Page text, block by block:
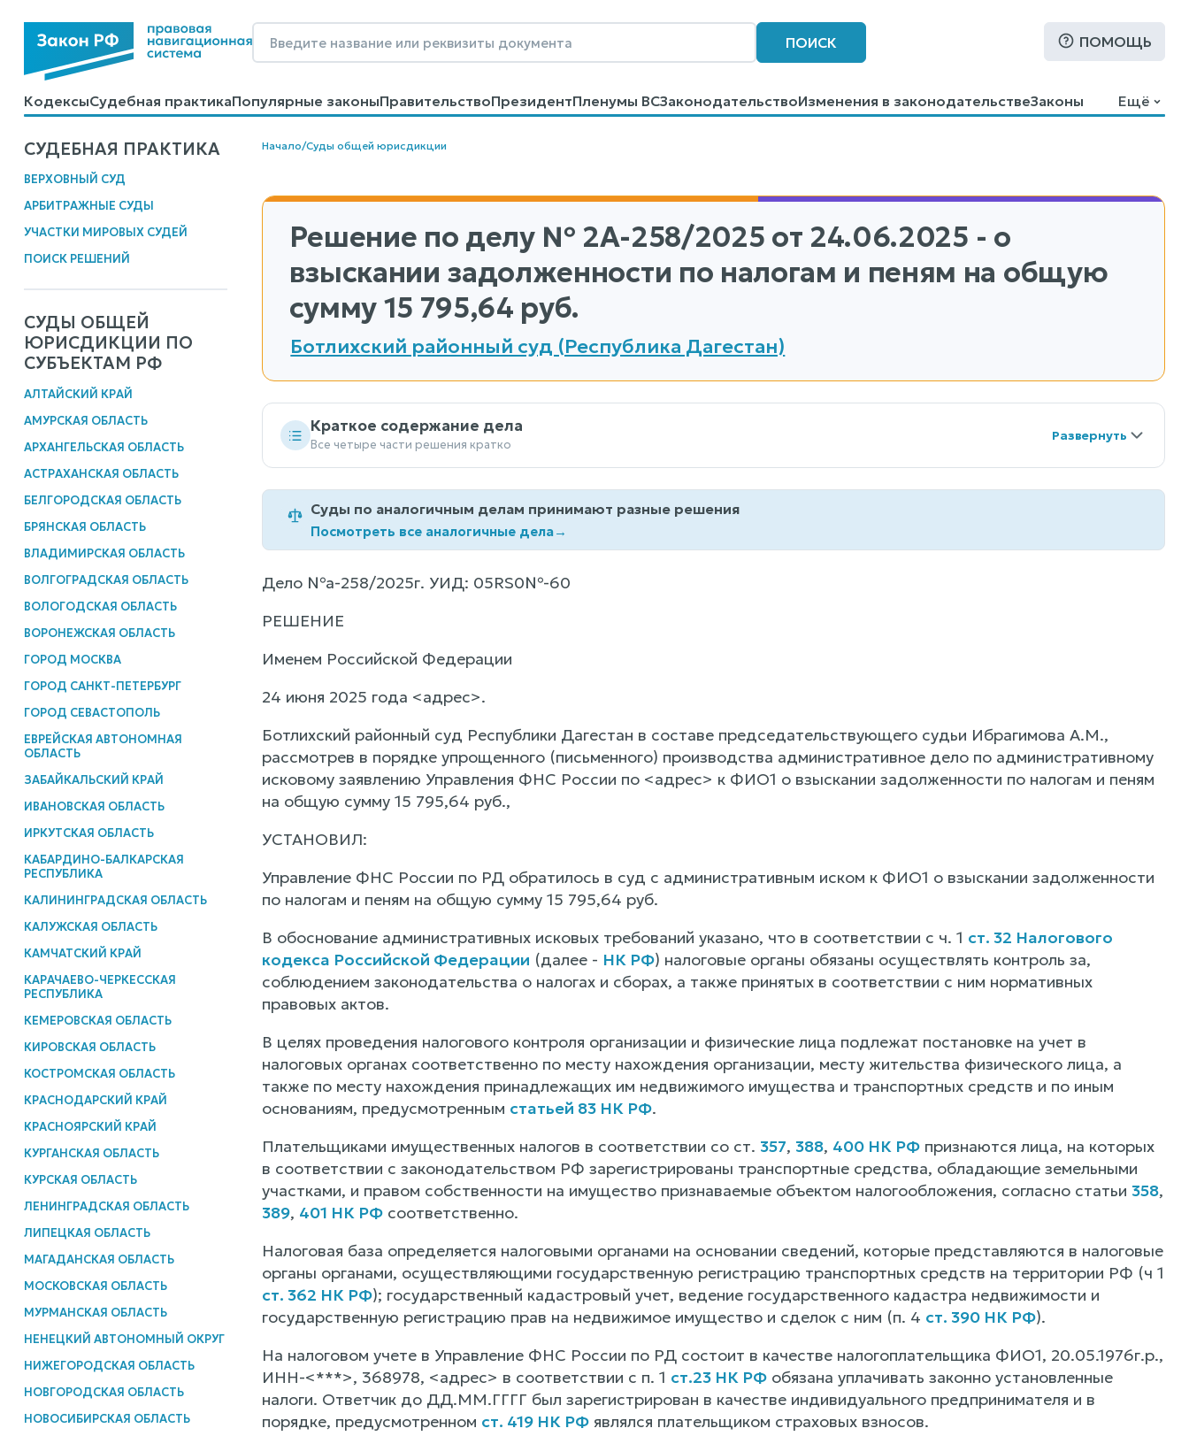
ПОИСК ПОМОЩЬ
КодексыСудебная практикаПопулярные законыПравительствоПрезидентПленумы ВСЗаконодательствоИзменения в законодательствеЗаконы
КалькуляторыСправочные материалыОбразцы договоровКонтактыПомощьПоиск
Ещё
СУДЕБНАЯ ПРАКТИКА
ВЕРХОВНЫЙ СУД
АРБИТРАЖНЫЕ СУДЫ
УЧАСТКИ МИРОВЫХ СУДЕЙ
ПОИСК РЕШЕНИЙ
СУДЫ ОБЩЕЙ
ЮРИСДИКЦИИ ПО
СУБЪЕКТАМ РФ
АЛТАЙСКИЙ КРАЙ
АМУРСКАЯ ОБЛАСТЬ
АРХАНГЕЛЬСКАЯ ОБЛАСТЬ
АСТРАХАНСКАЯ ОБЛАСТЬ
БЕЛГОРОДСКАЯ ОБЛАСТЬ
БРЯНСКАЯ ОБЛАСТЬ
ВЛАДИМИРСКАЯ ОБЛАСТЬ
ВОЛГОГРАДСКАЯ ОБЛАСТЬ
ВОЛОГОДСКАЯ ОБЛАСТЬ
ВОРОНЕЖСКАЯ ОБЛАСТЬ
ГОРОД МОСКВА
ГОРОД САНКТ-ПЕТЕРБУРГ
ГОРОД СЕВАСТОПОЛЬ
ЕВРЕЙСКАЯ АВТОНОМНАЯ
ОБЛАСТЬ
ЗАБАЙКАЛЬСКИЙ КРАЙ
ИВАНОВСКАЯ ОБЛАСТЬ
ИРКУТСКАЯ ОБЛАСТЬ
КАБАРДИНО-БАЛКАРСКАЯ
РЕСПУБЛИКА
КАЛИНИНГРАДСКАЯ ОБЛАСТЬ
КАЛУЖСКАЯ ОБЛАСТЬ
КАМЧАТСКИЙ КРАЙ
КАРАЧАЕВО-ЧЕРКЕССКАЯ
РЕСПУБЛИКА
КЕМЕРОВСКАЯ ОБЛАСТЬ
КИРОВСКАЯ ОБЛАСТЬ
КОСТРОМСКАЯ ОБЛАСТЬ
КРАСНОДАРСКИЙ КРАЙ
КРАСНОЯРСКИЙ КРАЙ
КУРГАНСКАЯ ОБЛАСТЬ
КУРСКАЯ ОБЛАСТЬ
ЛЕНИНГРАДСКАЯ ОБЛАСТЬ
ЛИПЕЦКАЯ ОБЛАСТЬ
МАГАДАНСКАЯ ОБЛАСТЬ
МОСКОВСКАЯ ОБЛАСТЬ
МУРМАНСКАЯ ОБЛАСТЬ
НЕНЕЦКИЙ АВТОНОМНЫЙ ОКРУГ
НИЖЕГОРОДСКАЯ ОБЛАСТЬ
НОВГОРОДСКАЯ ОБЛАСТЬ
НОВОСИБИРСКАЯ ОБЛАСТЬ
Начало/Суды общей юрисдикции
Решение по делу № 2А-258/2025 от 24.06.2025 - о
взыскании задолженности по налогам и пеням на общую
сумму 15 795,64 руб.
Ботлихский районный суд (Республика Дагестан)
Краткое содержание дела
Все четыре части решения кратко
Суды по аналогичным делам принимают разные решения
Посмотреть все аналогичные дела→
Дело №а-258/2025г. УИД: 05RS0№-60
РЕШЕНИЕ
Именем Российской Федерации
24 июня 2025 года <адрес>.
Ботлихский районный суд Республики Дагестан в составе председательствующего судьи Ибрагимова А.М.,
рассмотрев в порядке упрощенного (письменного) производства административное дело по административному
исковому заявлению Управления ФНС России по <адрес> к ФИО1 о взыскании задолженности по налогам и пеням
на общую сумму 15 795,64 руб.,
УСТАНОВИЛ:
Управление ФНС России по РД обратилось в суд с административным иском к ФИО1 о взыскании задолженности
по налогам и пеням на общую сумму 15 795,64 руб.
В обоснование административных исковых требований указано, что в соответствии с ч. 1 ст. 32 Налогового
кодекса Российской Федерации (далее - НК РФ) налоговые органы обязаны осуществлять контроль за,
соблюдением законодательства о налогах и сборах, а также принятых в соответствии с ним нормативных
правовых актов.
В целях проведения налогового контроля организации и физические лица подлежат постановке на учет в
налоговых органах соответственно по месту нахождения организации, месту жительства физического лица, а
также по месту нахождения принадлежащих им недвижимого имущества и транспортных средств и по иным
основаниям, предусмотренным статьей 83 НК РФ.
Плательщиками имущественных налогов в соответствии со ст. 357, 388, 400 НК РФпризнаются лица, на которых
в соответствии с законодательством РФ зарегистрированы транспортные средства, обладающие земельными
участками, и правом собственности на имущество признаваемые объектом налогообложения, согласно статьи 358,
389, 401 НК РФсоответственно.
Налоговая база определяется налоговыми органами на основании сведений, которые представляются в налоговые
органы органами, осуществляющими государственную регистрацию транспортных средств на территории РФ (ч 1
ст. 362 НК РФ); государственный кадастровый учет, ведение государственного кадастра недвижимости и
государственную регистрацию прав на недвижимое имущество и сделок с ним (п. 4 ст. 390 НК РФ).
На налоговом учете в Управление ФНС России по РД состоит в качестве налогоплательщика ФИО1, 20.05.1976г.р.,
ИНН-<***>, 368978, <адрес> в соответствии с п. 1 ст.23 НК РФобязана уплачивать законно установленные
налоги. Ответчик до ДД.ММ.ГГГГ был зарегистрирован в качестве индивидуального предпринимателя и в
порядке, предусмотренном ст. 419 НК РФявлялся плательщиком страховых взносов.